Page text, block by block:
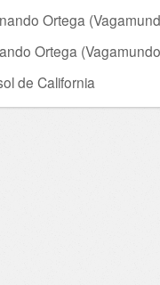
Ortega
Ortega
de California